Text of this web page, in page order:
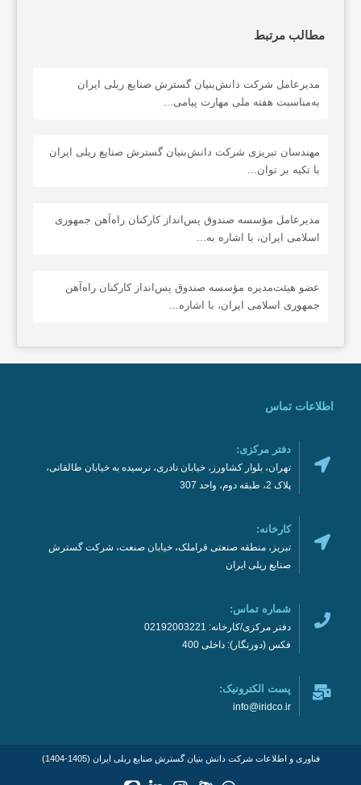
مطالب مرتبط
مدیرعامل شرکت دانش‌بنیان گسترش صنایع ریلی ایران
به‌مناسبت هفته ملی مهارت پیامی...
مهندسان تبریزی شرکت دانش‌بنیان گسترش صنایع ریلی ایران
با تکیه بر توان...
مدیرعامل مؤسسه صندوق پس‌انداز کارکنان راه‌آهن جمهوری
اسلامی ایران، با اشاره به...
عضو هیئت‌مدیره مؤسسه صندوق پس‌انداز کارکنان راه‌آهن
جمهوری اسلامی ایران، با اشاره...
اطلاعات تماس
دفتر مرکزی:
تهران، بلوار کشاورز، خیابان نادری، نرسیده به خیابان طالقانی،
پلاک 2، طبقه دوم، واحد 307
کارخانه:
تبریز، منطقه صنعتی قراملک، خیابان صنعت، شرکت گسترش
صنایع ریلی ایران
شماره تماس:
دفتر مرکزی/کارخانه: 02192003221
فکس (دورنگار): داخلی 400
پست الکترونیک:
info@iridco.ir
فناوری و اطلاعات شرکت دانش بنیان گسترش صنایع ریلی ایران (1405-1404)